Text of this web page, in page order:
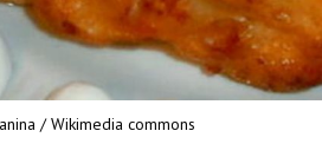
/ Wikimedia commons